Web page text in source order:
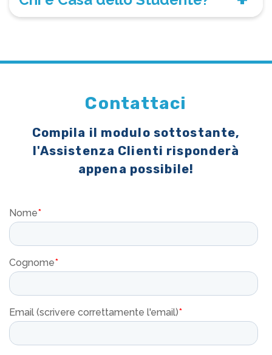
Contattaci
Compila il modulo sottostante,
l'Assistenza Clienti risponderà
appena possibile!